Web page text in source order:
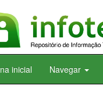
inicial Navegar